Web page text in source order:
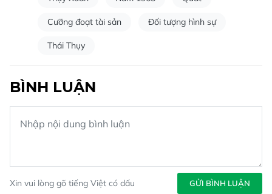
Cưỡng đoạt tài sản Đối tượng hình sự
Thái Thụy
BÌNH LUẬN
Xin vui lòng gõ tiếng Việt có dấu GỬI BÌNH LUẬN